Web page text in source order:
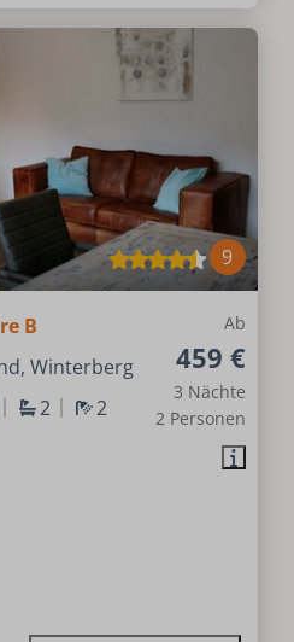
9
Ab
459 €
3 Nächte
2 Personen
B
Winterberg
2
2